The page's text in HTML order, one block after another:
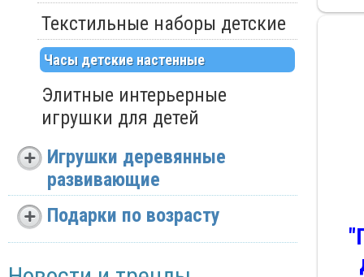
Текстильные наборы детские
Часы детские настенные
Элитные интерьерные
игрушки для детей
Игрушки деревянные
развивающие
Подарки по возрасту